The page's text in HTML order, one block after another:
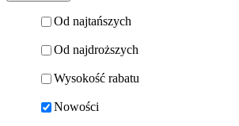
Od najtańszych
Od najdroższych
Wysokość rabatu
Nowości